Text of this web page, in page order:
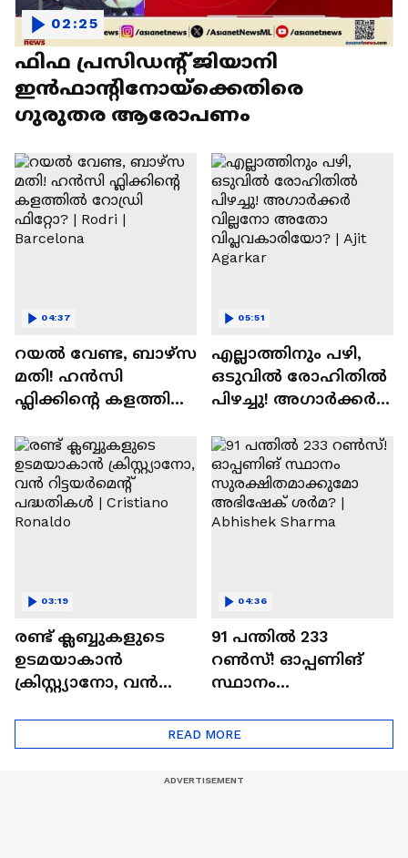
ഫിഫ പ്രസിഡന്റ് ജിയാനി
ഇൻഫാന്റിനോയ്‌ക്കെതിരെ
ഗുരുതര ആരോപണം
02:25
റയല്‍ വേണ്ട, ബാഴ്‌സ
മതി! ഹൻസി
ഫ്ലിക്കിന്റെ കളത്തില്‍
Rodri | Barcelona
04:37
എല്ലാത്തിനും പഴി,
ഒടുവില്‍ രോഹിതില്‍
പിഴച്ചു! അഗാര്‍ക്കർ
വിപ്ലവകാരിയോ? |
Ajit Agarkar
05:51
രണ്ട്‌ ക്ലബ്ബുകളുടെ
ഉടമയാകാന്‍
ക്രിസ്റ്റ്യാനോ, വന്‍
പദ്ധതികള്‍ | Cristiano
Ronaldo
03:19
91 പന്തില്‍ 233
റണ്‍സ്! ഓപ്പണിങ്
സ്ഥാനം
അഭിഷേക് ശർമ? |
Abhishek Sharma
04:36
READ MORE